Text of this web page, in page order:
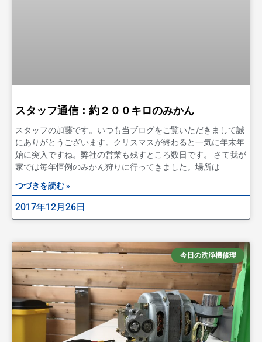
スタッフ通信：約２００キロのみかん
スタッフの加藤です。いつも当ブログをご覧いただきまして誠
にありがとうございます。クリスマスが終わると一気に年末年
始に突入ですね。弊社の営業も残すところ数日です。 さて我が
家では毎年恒例のみかん狩りに行ってきました。場所は
つづきを読む »
2017年12月26日
今日の洗浄機修理